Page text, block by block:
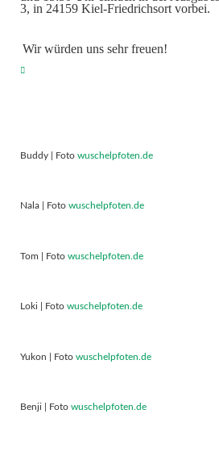
3, in 24159 Kiel-Friedrichsort vorbei.
Wir würden uns sehr freuen!
Buddy | Foto wuschelpfoten.de
Nala | Foto wuschelpfoten.de
Tom | Foto wuschelpfoten.de
Loki | Foto wuschelpfoten.de
Yukon | Foto wuschelpfoten.de
Benji | Foto wuschelpfoten.de